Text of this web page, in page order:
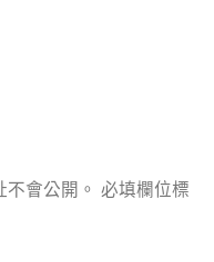
會公開。 必填欄位標